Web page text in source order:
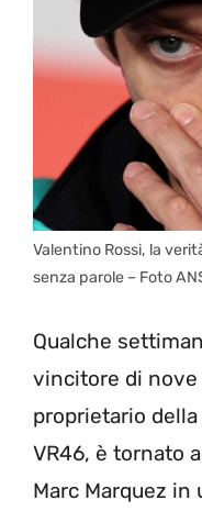
Valentino Rossi, la
senza parole – Foto
Qualche
vincitore di
proprietario
VR46, è tornato
Marc Marquez in